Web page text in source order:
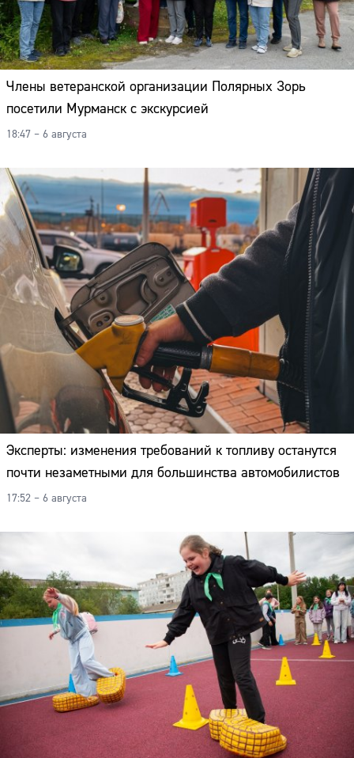
Члены ветеранской организации Полярных Зорь
посетили Мурманск с экскурсией
18:47 – 6 августа
Эксперты: изменения требований к топливу останутся
почти незаметными для большинства автомобилистов
17:52 – 6 августа